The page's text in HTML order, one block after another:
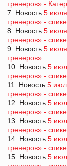
тренеров» -
7. Новость 5
тренеров» -
8. Новость 5
тренеров» -
9. Новость 5
тренеров»
10. Новость 5
тренеров» -
11. Новость 5
тренеров» -
12. Новость 5
тренеров» -
13. Новость 5
тренеров» -
14. Новость 5
тренеров» -
15. Новость 5